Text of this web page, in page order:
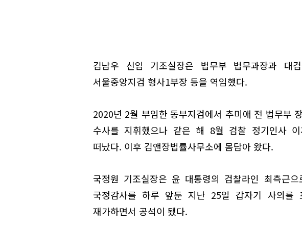
김남우 신임 기조실장은 법무부 법무과장과 대검
서울중앙지검 형사1부장 등을 역임했다.
2020년 2월 부임한 동부지검에서 추미애 전 법무부
수사를 지휘했으나 같은 해 8월 검찰 정기인사
떠났다. 이후 김앤장법률사무소에 몸담아 왔다.
국정원 기조실장은 윤 대통령의 검찰라인 최측근
국정감사를 하루 앞둔 지난 25일 갑자기 사의를
재가하면서 공석이 됐다.